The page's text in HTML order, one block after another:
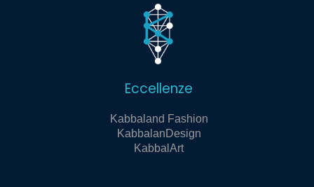
Eccellenze
Kabbaland Fashion
KabbalanDesign
KabbalArt